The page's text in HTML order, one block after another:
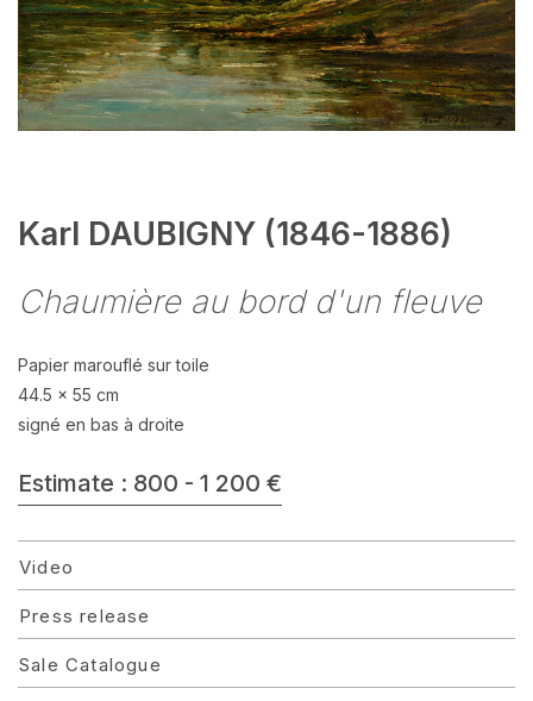
Karl DAUBIGNY (1846-1886)
Chaumière au bord d'un fleuve
Papier marouflé sur toile
44.5 x 55 cm
signé en bas à droite
Estimate : 800 - 1 200 €
Video
Press release
Sale Catalogue